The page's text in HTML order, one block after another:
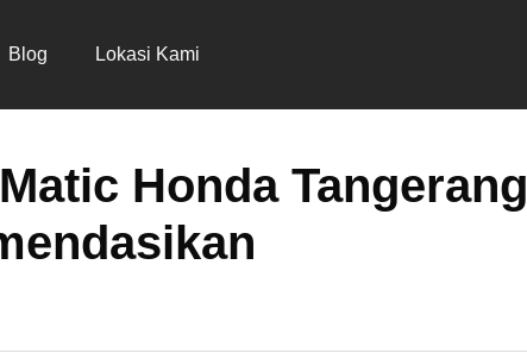
Blog Lokasi Kami
Honda Tangerang